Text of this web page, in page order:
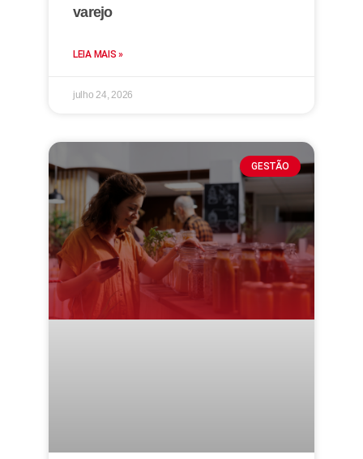
varejo
LEIA MAIS »
julho 24, 2026
GESTÃO